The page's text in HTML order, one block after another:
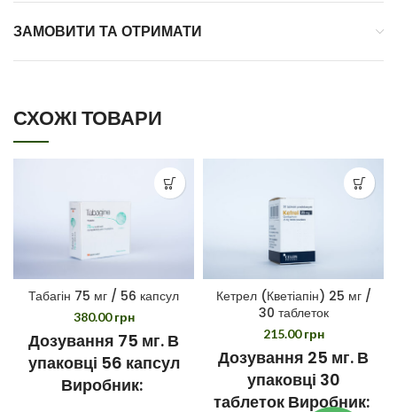
ЗАМОВИТИ ТА ОТРИМАТИ
СХОЖІ ТОВАРИ
Табагін 75 мг / 56 капсул
380.00грн
Дозування 75 мг. В
упаковці 56 капсул
Виробник:
Кетрел (Кветіапін) 25 мг /
30 таблеток
215.00грн
Дозування 25 мг. В
упаковці 30
таблеток Виробник: